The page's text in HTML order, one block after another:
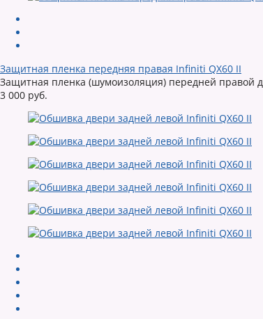
Защитная пленка передняя правая Infiniti QX60 II
Защитная пленка (шумоизоляция) передней правой
3 000 руб.